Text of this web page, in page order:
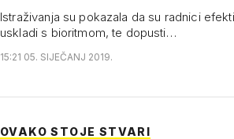
Istraživanja su pokazala da su radnici
uskladi s bioritmom, te dopusti…
15:21 05. SIJEČANJ 2019.
OVAKO STOJE STVARI